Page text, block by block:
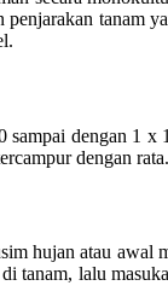
penjarakan tanam
dengan 1 x
dengan rata.
hujan atau
tanam, lalu